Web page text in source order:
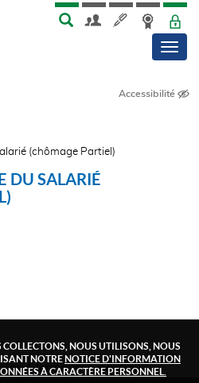
MENU
Accessibilité
(chômage Partiel)
DU SALARIÉ
(chômage partiel)
NOUS UTILISONS, NOUS
NOTRENOTICE D'INFORMATION
À CARACTÈRE PERSONNEL.